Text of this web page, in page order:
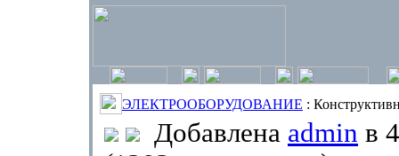
ЭЛЕКТРООБОРУДОВАНИЕ :
Добавлена admin в